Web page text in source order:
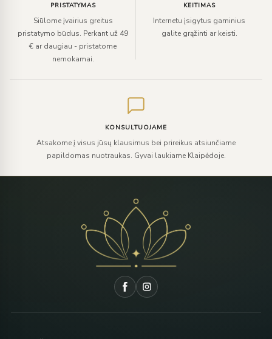
PRISTATYMAS
Siūlome įvairius greitus
pristatymo būdus. Perkant už 49
€ ar daugiau - pristatome
nemokamai.
KEITIMAS
Internetu įsigytus gaminius
galite grąžinti ar keisti.
KONSULTUOJAME
Atsakome į visus jūsų klausimus bei prireikus atsiunčiame
papildomas nuotraukas. Gyvai laukiame Klaipėdoje.